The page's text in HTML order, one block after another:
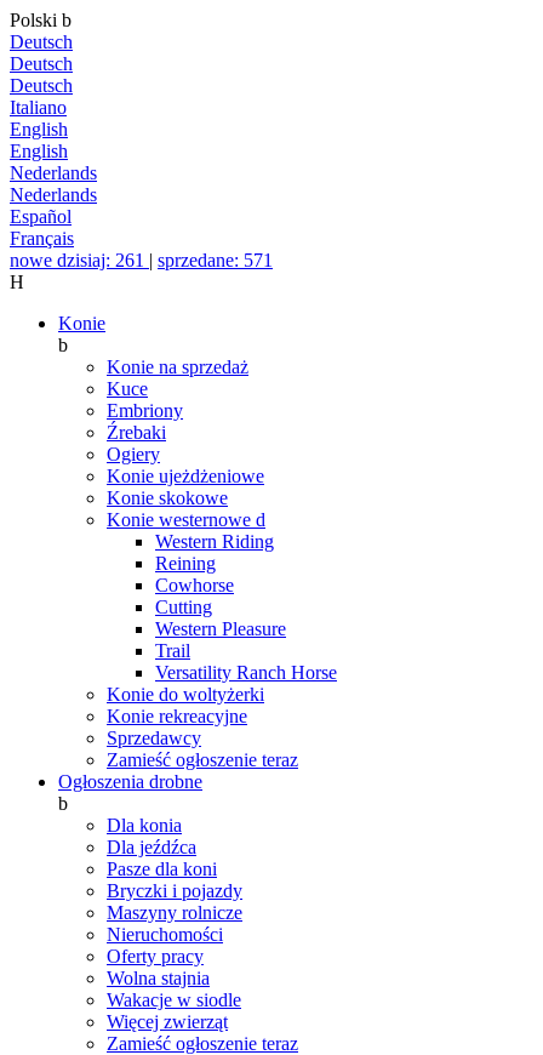
Polski b
Deutsch
Deutsch
Deutsch
Italiano
English
English
Nederlands
Nederlands
Español
Français
nowe dzisiaj: 261 | sprzedane: 571
H
Konie
b
Konie na sprzedaż
Kuce
Embriony
Źrebaki
Ogiery
Konie ujeżdżeniowe
Konie skokowe
Konie westernowe d
Western Riding
Reining
Cowhorse
Cutting
Western Pleasure
Trail
Versatility Ranch Horse
Konie do woltyżerki
Konie rekreacyjne
Sprzedawcy
Zamieść ogłoszenie teraz
Ogłoszenia drobne
b
Dla konia
Dla jeźdźca
Pasze dla koni
Bryczki i pojazdy
Maszyny rolnicze
Nieruchomości
Oferty pracy
Wolna stajnia
Wakacje w siodle
Więcej zwierząt
Zamieść ogłoszenie teraz